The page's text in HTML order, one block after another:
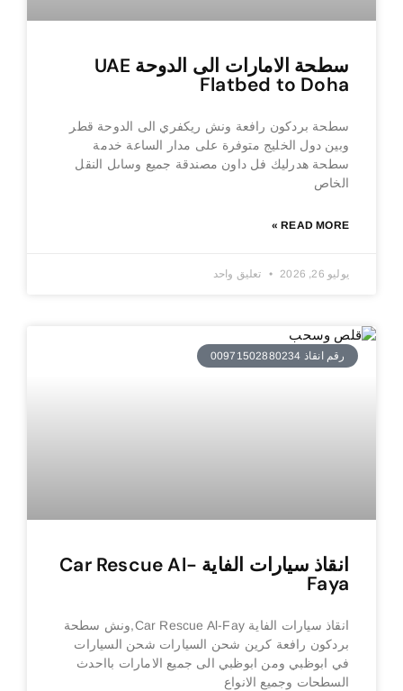
سطحة الامارات الى الدوحة UAE
Flatbed to Doha
سطحة بردكون رافعة ونش ريكفري الى الدوحة قطر
وبين دول الخليج متوفرة على مدار الساعة خدمة
سطحة هدرليك فل داون مصندقة جميع وساىل النقل
الخاص
READ MORE »
يوليو 26, 2026 تعليق واحد
رقم انقاذ 00971502880234
انقاذ سيارات الفاية Car Rescue Al-
Faya
انقاذ سيارات الفاية Car Rescue Al-Fay,ونش سطحة
بردكون رافعة كرين شحن السيارات شحن السيارات
في ابوظبي ومن ابوظبي الى جميع الامارات بااحدث
السطحات وجميع الانواع